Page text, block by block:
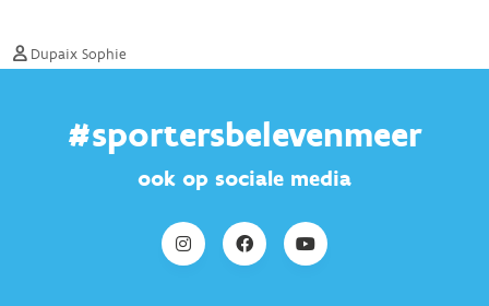
#sportersbelevenmeer
ook op sociale media